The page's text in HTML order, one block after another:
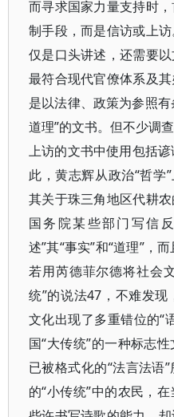
而寻求国家力量支持时
制手段，而是信访或上
仅是口头讲述，还需要
最符合现代官僚体系及
是以法律、政策为参照
道理”的文书。但不少调
上访的文书中使用包括
此，黄志辉从政治“哲学
其关于珠三角地区代耕
国务院某些部门写信
述”其“事实”和“道理”，
若用芮德菲尔德将社会
统”的说法47，不难发
文化出现了多重错位的“
国“大传统”的一种标志
已被格式化的“法言法语
的“小传统”中的农民，